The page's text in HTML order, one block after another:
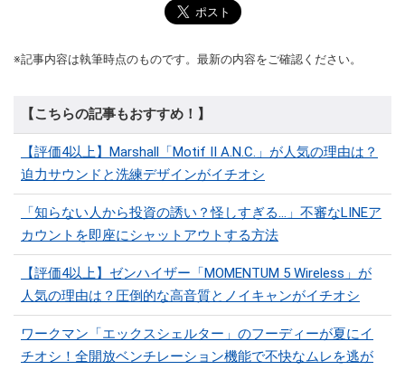
※記事内容は執筆時点のものです。最新の内容をご確認ください。
【こちらの記事もおすすめ！】
【評価4以上】Marshall「Motif II A.N.C.」が人気の理由は？
迫力サウンドと洗練デザインがイチオシ
「知らない人から投資の誘い？怪しすぎる…」不審なLINEア
カウントを即座にシャットアウトする方法
【評価4以上】ゼンハイザー「MOMENTUM 5 Wireless」が
人気の理由は？圧倒的な高音質とノイキャンがイチオシ
ワークマン「エックスシェルター」のフーディーが夏にイ
チオシ！全開放ベンチレーション機能で不快なムレを逃が